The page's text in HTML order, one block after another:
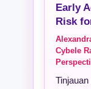
Early
Risk
Cybele